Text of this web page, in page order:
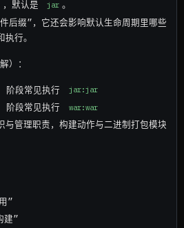
，默认是 jar 。
后缀”，它还会影响默认生命周期里哪些
行。
）：
阶段常见执行
jar:jar
阶段常见执行
war:war
与管理职责，构建动作与二进制打包模块
”
建”